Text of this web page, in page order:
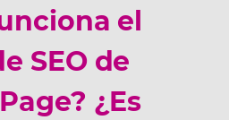
el
SEO de
¿Es